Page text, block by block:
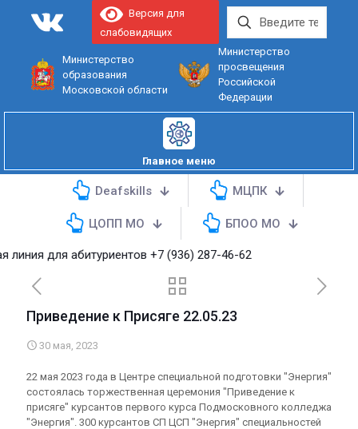
Министерство
образования
Московской области
Министерство
просвещения
Российской
Федерации
Версия для
слабовидящих
Главное меню
Deafskills МЦПК
ЦОПП МО БПОО МО
для абитуриентов+7 (936) 287-46-62
Приведение к Присяге 22.05.23
30 мая, 2023
22 мая 2023 года в Центре специальной подготовки "Энергия"
состоялась торжественная церемония "Приведение к
присяге" курсантов первого курса Подмосковного колледжа
"Энергия". 300 курсантов СП ЦСП "Энергия" специальностей